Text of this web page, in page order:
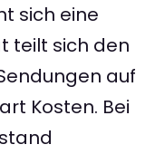
sich eine
teilt sich den
auf
Kosten. Bei